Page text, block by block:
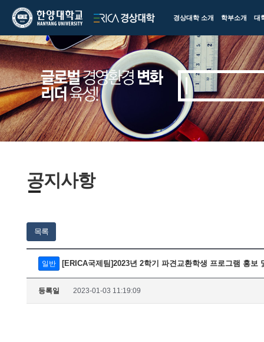
한양대학교
한양대학교
ERICA
경상대학
경상대학 소개 학부소개 대
공지사항
목록
일반 [ERICA국제팀]2023년 2학기 파견교환학생 프로그램 홍보
등록일 2023-01-03 11:19:09